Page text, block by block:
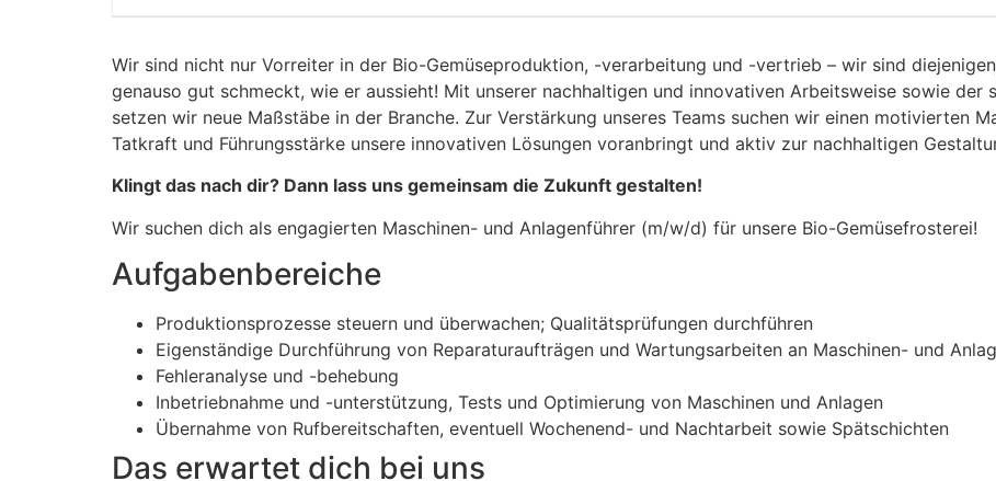
Wir sind nicht nur Vorreiter in der Bio-Gemüseproduktion, -verarbeitung und -vertrieb – wir sind
genauso gut schmeckt, wie er aussieht! Mit unserer nachhaltigen und innovativen Arbeitsweise sowie der
setzen wir neue Maßstäbe in der Branche. Zur Verstärkung unseres Teams suchen wir einen motivierten
Tatkraft und Führungsstärke unsere innovativen Lösungen voranbringt und aktiv zur nachhaltigen
Klingt das nach dir? Dann lass uns gemeinsam die Zukunft gestalten!
Wir suchen dich als engagierten Maschinen- und Anlagenführer (m/w/d) für unsere Bio-Gemüsefrosterei!
Aufgabenbereiche
Produktionsprozesse steuern und überwachen; Qualitätsprüfungen durchführen
Eigenständige Durchführung von Reparaturaufträgen und Wartungsarbeiten an Maschinen- und
Fehleranalyse und -behebung
Inbetriebnahme und -unterstützung, Tests und Optimierung von Maschinen und Anlagen
Übernahme von Rufbereitschaften, eventuell Wochenend- und Nachtarbeit sowie Spätschichten
Das erwartet dich bei uns